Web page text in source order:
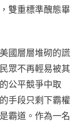
雙重標準醜態畢
國層層堆砌的謊
眾不再輕易被其
公平競爭中取
手段只剩下霸權
霸道。作為一名